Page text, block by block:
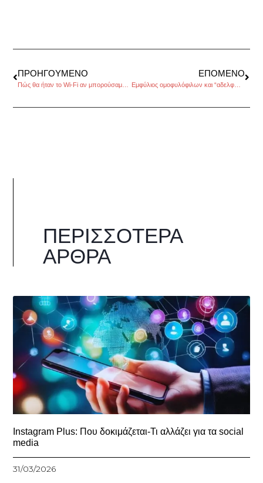
ΠΡΟΗΓΟΎΜΕΝΟ ΕΠΌΜΕΝΟ
Εμφύλιος ομοφυλόφιλων και “αδελφών”. Μια ξεχασμένη ομοϊστορία των 50s, του Βαγγέλη Γεωργίου
ΠΕΡΙΣΣΌΤΕΡΑ
ΆΡΘΡΑ
Instagram Plus: Που δοκιμάζεται-Τι αλλάζει για τα social
media
31/03/2026